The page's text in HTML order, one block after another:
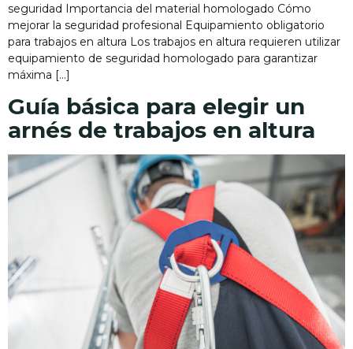
seguridad Importancia del material homologado Cómo
mejorar la seguridad profesional Equipamiento obligatorio
para trabajos en altura Los trabajos en altura requieren utilizar
equipamiento de seguridad homologado para garantizar
máxima […]
Guía básica para elegir un
arnés de trabajos en altura